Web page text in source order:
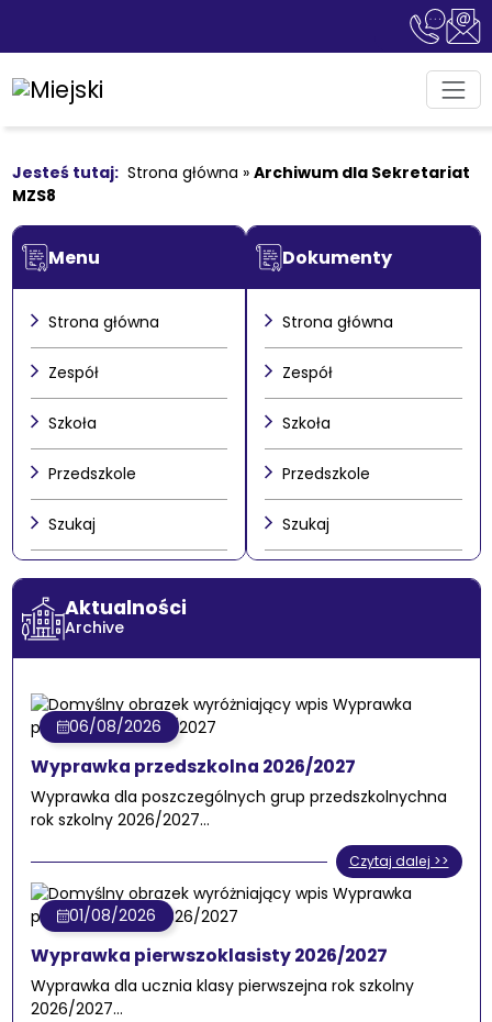
Strona główna » Archiwum dla Sekretariat
MZS8
Aktualności
Archive
06/08/2026
Wyprawka przedszkolna 2026/2027
Wyprawka dla poszczególnych grup przedszkolnychna
rok szkolny 2026/2027…
Czytaj dalej >>
01/08/2026
Wyprawka pierwszoklasisty 2026/2027
Wyprawka dla ucznia klasy pierwszejna rok szkolny
2026/2027…
Menu
Strona główna
Zespół
Szkoła
Przedszkole
Szukaj
Dokumenty
Strona główna
Zespół
Szkoła
Przedszkole
Szukaj